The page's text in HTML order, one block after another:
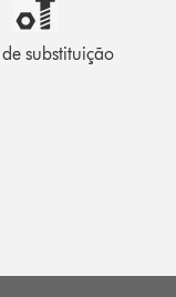
de substituição